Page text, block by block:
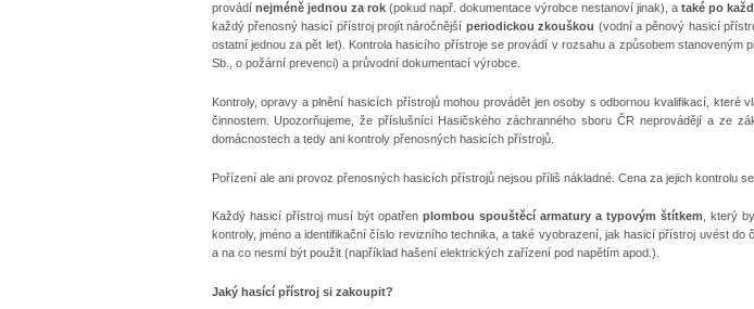
provádí nejméně jednou za rok(pokud např. dokumentace výrobce nestanoví jinak), ataké po
každý přenosný hasicí přístroj projít náročnější periodickou zkouškou (vodní a pěnový hasicí
ostatní jednou za pět let). Kontrola hasicího přístroje se provádí v rozsahu a způsobem stanoveným
Sb., o požární prevenci) a průvodní dokumentací výrobce.
Kontroly, opravy a plnění hasicích přístrojů mohou provádět jen osoby s odbornou kvalifikací, které
činnostem. Upozorňujeme, že příslušníci Hasičského záchranného sboru ČR neprovádějí a ze
domácnostech a tedy ani kontroly přenosných hasicích přístrojů.
Pořízení ale ani provoz přenosných hasicích přístrojů nejsou příliš nákladné. Cena za jejich kontrolu
Každý hasicí přístroj musí být opatřen plombou spouštěcí armatury a typovým štítkem , který
kontroly, jméno a identifikační číslo revizního technika, a také vyobrazení, jak hasicí přístroj uvést do
a na co nesmí být použit (například hašení elektrických zařízení pod napětím apod.).
Jaký hasící přístroj si zakoupit?